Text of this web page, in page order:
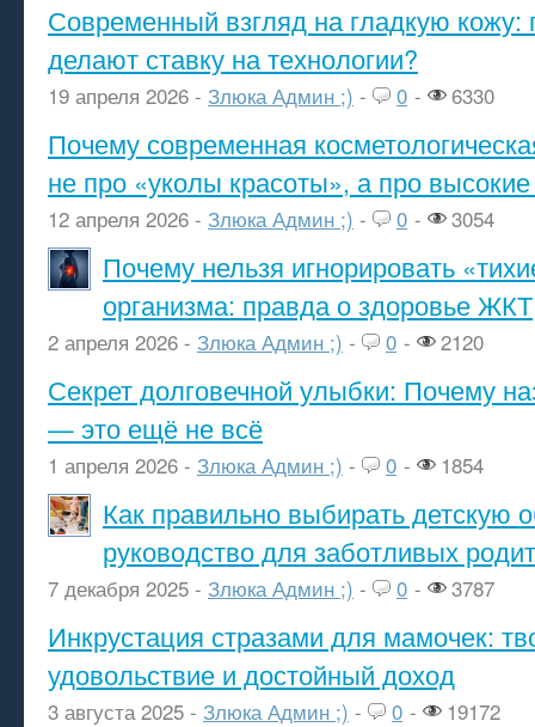
Современный взгляд на гладкую кожу:
делают ставку на технологии?
19 апреля 2026 - Злюка Админ ;) - 0 - 6330
Почему современная
не про «уколы красоты», а про высокие
12 апреля 2026 - Злюка Админ ;) - 0 - 3054
Почему нельзя игнорировать
организма: правда о здоровье ЖКТ
2 апреля 2026 - Злюка Админ ;) - 0 - 2120
Секрет долговечной улыбки: Почему
— это ещё не всё
1 апреля 2026 - Злюка Админ ;) - 0 - 1854
Как правильно выбирать детскую
руководство для заботливых
7 декабря 2025 - Злюка Админ ;) - 0 - 3787
Инкрустация стразами для мамочек:
удовольствие и достойный доход
3 августа 2025 - Злюка Админ ;) - 0 - 19172